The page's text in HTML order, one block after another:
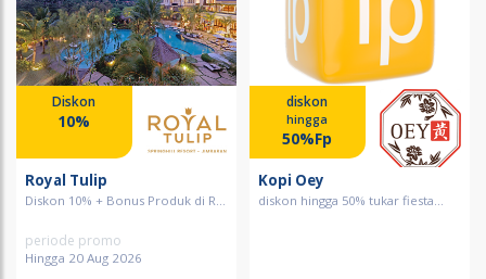
Diskon
10%
Royal Tulip
Diskon 10% + Bonus Produk di R...
periode promo
Hingga 20 Aug 2026
diskon
hingga
50%Fp
Kopi Oey
diskon hingga 50% tukar fiesta...